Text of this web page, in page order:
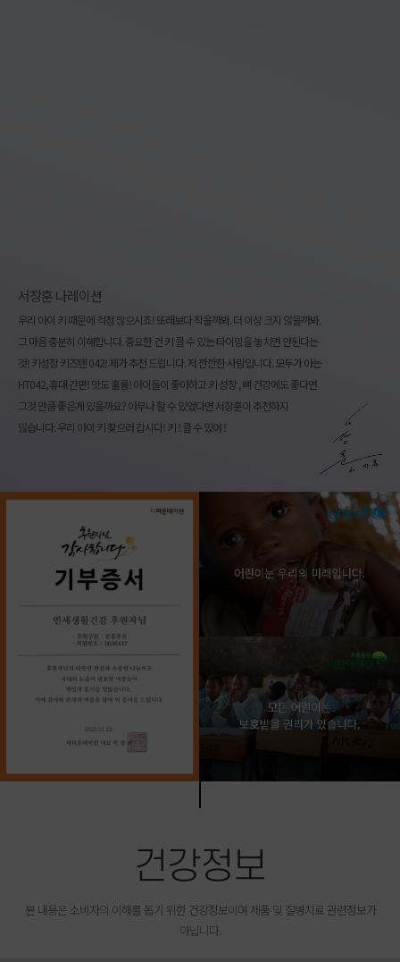
서장훈 나레이션
우리 아이 키 때문에 걱정 많으시죠! 또래보다 작을까봐. 더 이상 크지 않을까봐.
그 마음 충분히 이해합니다. 중요한 건 키 클 수 있는 타이밍을 놓치면 안된다는
것! 키성장 키즈텐 042! 제가 추천 드립니다. 저 깐깐한 사람입니다. 모두가 아는
HT042, 휴대 간편! 맛도 훌륭! 아이들이 좋아하고 키 성장 , 뼈 건강에도 좋다면
그것 만큼 좋은게 있을까요? 아무나 할 수 있었다면 서장훈이 추천하지
않습니다. 우리 아이 키 찾으러 갑시다! 키 ! 클 수 있어 !
건강정보
본 내용은 소비자의 이해를 돕기 위한 건강정보이며 제품 및 질병치료 관련정보가
아닙니다.